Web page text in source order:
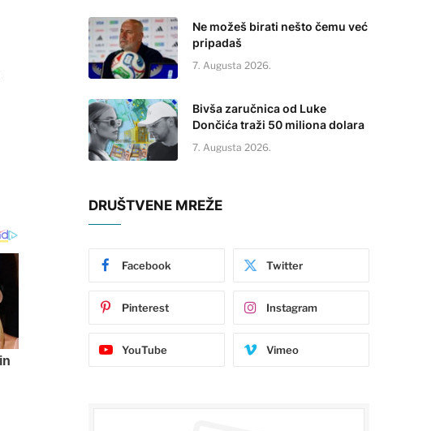
Ne možeš birati nešto čemu već
pripadaš
7. Augusta 2026.
Bivša zaručnica od Luke
Dončića traži 50 miliona dolara
7. Augusta 2026.
DRUŠTVENE MREŽE
Facebook Twitter
Pinterest Instagram
YouTube Vimeo